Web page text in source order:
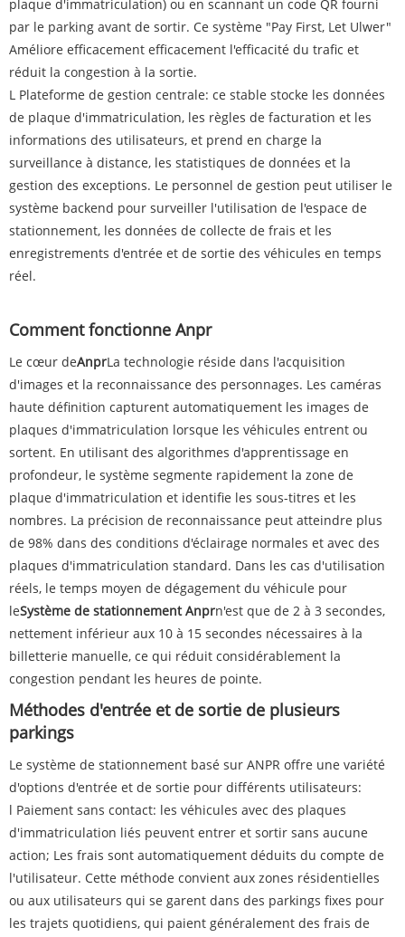
plaque d'immatriculation) ou en scannant un code QR fourni
par le parking avant de sortir. Ce système "Pay First, Let Ulwer"
Améliore efficacement efficacement l'efficacité du trafic et
réduit la congestion à la sortie.
L Plateforme de gestion centrale: ce stable stocke les données
de plaque d'immatriculation, les règles de facturation et les
informations des utilisateurs, et prend en charge la
surveillance à distance, les statistiques de données et la
gestion des exceptions. Le personnel de gestion peut utiliser le
système backend pour surveiller l'utilisation de l'espace de
stationnement, les données de collecte de frais et les
enregistrements d'entrée et de sortie des véhicules en temps
réel.
Comment fonctionne Anpr
Le cœur deAnprLa technologie réside dans l'acquisition
d'images et la reconnaissance des personnages. Les caméras
haute définition capturent automatiquement les images de
plaques d'immatriculation lorsque les véhicules entrent ou
sortent. En utilisant des algorithmes d'apprentissage en
profondeur, le système segmente rapidement la zone de
plaque d'immatriculation et identifie les sous-titres et les
nombres. La précision de reconnaissance peut atteindre plus
de 98% dans des conditions d'éclairage normales et avec des
plaques d'immatriculation standard. Dans les cas d'utilisation
réels, le temps moyen de dégagement du véhicule pour
leSystème de stationnement Anprn'est que de 2 à 3 secondes,
nettement inférieur aux 10 à 15 secondes nécessaires à la
billetterie manuelle, ce qui réduit considérablement la
congestion pendant les heures de pointe.
Méthodes d'entrée et de sortie de plusieurs
parkings
Le système de stationnement basé sur ANPR offre une variété
d'options d'entrée et de sortie pour différents utilisateurs:
l Paiement sans contact: les véhicules avec des plaques
d'immatriculation liés peuvent entrer et sortir sans aucune
action; Les frais sont automatiquement déduits du compte de
l'utilisateur. Cette méthode convient aux zones résidentielles
ou aux utilisateurs qui se garent dans des parkings fixes pour
les trajets quotidiens, qui paient généralement des frais de